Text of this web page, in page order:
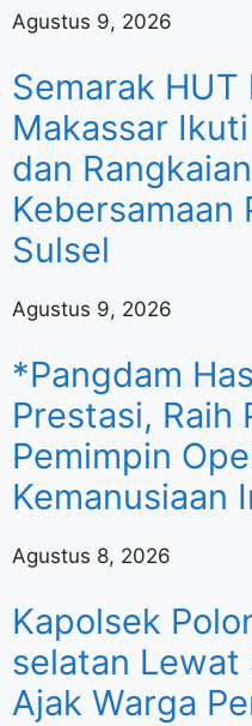
Agustus 9, 2026
Semarak HUT
Makassar
dan
Kebersamaan
Sulsel
Agustus 9, 2026
*Pangdam
Prestasi, Raih
Pemimpin
Kemanusiaan
Agustus 8, 2026
Kapolsek
selatan Lewat
Ajak Warga